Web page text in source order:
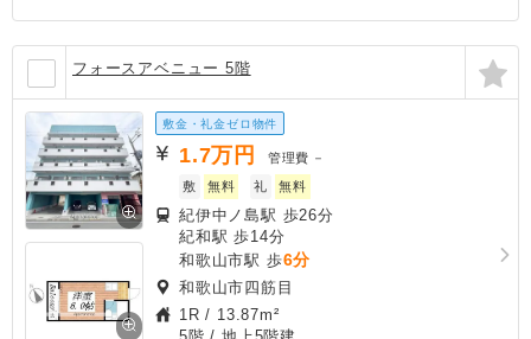
フォースアベニュー 5階
敷金・礼金ゼロ物件
1.7万円 管理費 －
敷
無料 礼 無料
紀伊中ノ島駅 歩26分
紀和駅 歩14分
和歌山市駅 歩6分
和歌山市四筋目
1R / 13.87m²